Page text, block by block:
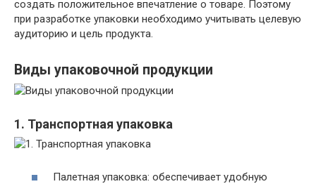
создать положительное впечатление о товаре. Поэтому
при разработке упаковки необходимо учитывать целевую
аудиторию и цель продукта.
Виды упаковочной продукции
1. Транспортная упаковка
Палетная упаковка: обеспечивает удобную